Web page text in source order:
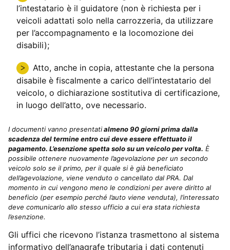
l’intestatario è il guidatore (non è richiesta per i
veicoli adattati solo nella carrozzeria, da utilizzare
per l’accompagnamento e la locomozione dei
disabili);
Atto, anche in copia, attestante che la persona
disabile è fiscalmente a carico dell’intestatario del
veicolo, o dichiarazione sostitutiva di certificazione,
in luogo dell’atto, ove necessario.
I documenti vanno presentatialmeno 90 giorni prima dalla
scadenza del termine entro cui deve essere effettuato il
pagamento. L’esenzione spetta solo su un veicolo per volta. È
possibile ottenere nuovamente l’agevolazione per un secondo
veicolo solo se il primo, per il quale si è già beneficiato
dell’agevolazione, viene venduto o cancellato dal PRA. Dal
momento in cui vengono meno le condizioni per avere diritto al
beneficio (per esempio perché l’auto viene venduta), l’interessato
deve comunicarlo allo stesso ufficio a cui era stata richiesta
l’esenzione.
Gli uffici che ricevono l’istanza trasmettono al sistema
informativo dell’anagrafe tributaria i dati contenuti